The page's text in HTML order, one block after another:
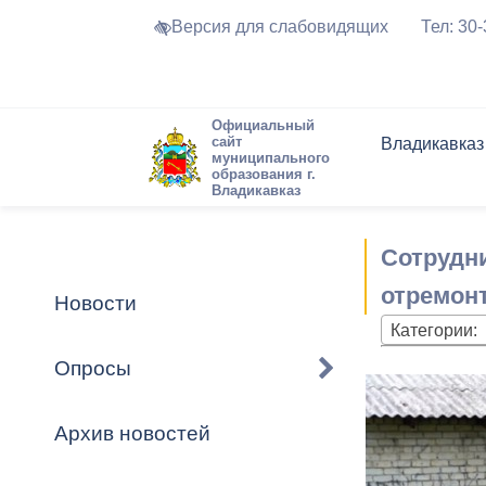
Версия для слабовидящих Тел:
Официальный
сайт
муниципального
образования г.
Владикавказ
Владикавказ
Устав
Города-
городского
Торги и
Программа
Формы
Обратная
Комиссии
График
Новостная
Актуально
Новости
Опросы
Архив новостей
Категории: